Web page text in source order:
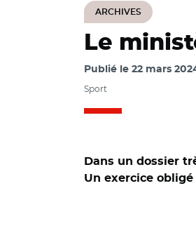
ARCHIVES
Le
Publié le 22 mars
Sport
Dans un dossier
Un exercice